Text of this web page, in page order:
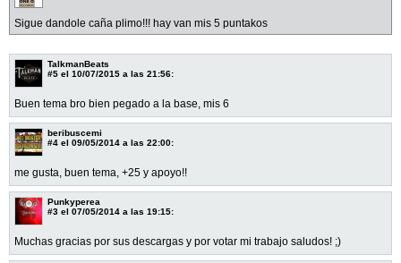
Sigue dandole caña plimo!!! hay van mis 5 puntakos
TalkmanBeats
#5 el 10/07/2015 a las 21:56:
Buen tema bro bien pegado a la base, mis 6
beribuscemi
#4 el 09/05/2014 a las 22:00:
me gusta, buen tema, +25 y apoyo!!
Punkyperea
#3 el 07/05/2014 a las 19:15:
Muchas gracias por sus descargas y por votar mi trabajo saludos! ;)